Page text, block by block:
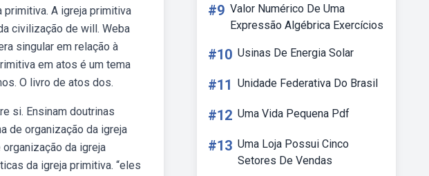
primitiva. A igreja primitiva
civilização de will. Weba
singular em relação à
em atos é um tema
O livro de atos dos.
si. Ensinam doutrinas
de organização da igreja
da igreja
da igreja primitiva. “eles
#9 Valor Numérico De Uma
Expressão Algébrica Exercícios
#10 Usinas De Energia Solar
#11 Unidade Federativa Do Brasil
#12 Uma Vida Pequena Pdf
#13 Uma Loja Possui Cinco
Setores De Vendas